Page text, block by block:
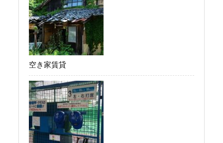
空き家賃貸